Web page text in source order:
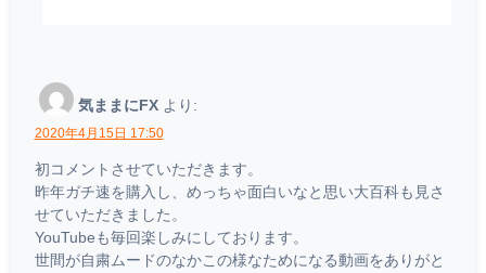
気ままにFX より:
2020年4月15日 17:50
初コメントさせていただきます。
昨年ガチ速を購入し、めっちゃ面白いなと思い大百科も見さ
せていただきました。
YouTubeも毎回楽しみにしております。
世間が自粛ムードのなかこの様なためになる動画をありがと